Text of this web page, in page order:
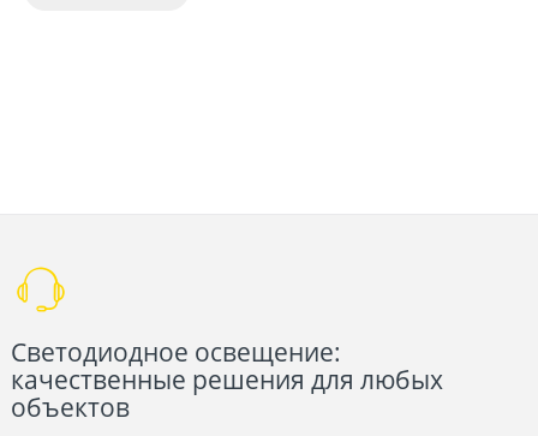
Светодиодное освещение:
качественные решения для любых
объектов